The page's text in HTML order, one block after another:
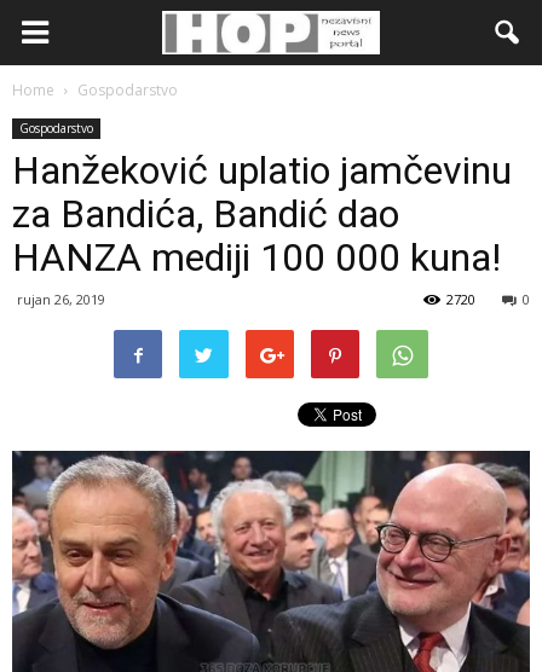
Home Gospodarstvo
Gospodarstvo
Hanžeković uplatio jamčevinu
za Bandića, Bandić dao
HANZA mediji 100 000 kuna!
rujan 26, 2019 0
2720